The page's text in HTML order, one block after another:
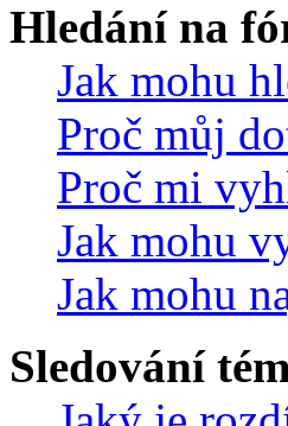
Hledání na
Jak mohu
Proč můj
Proč mi
Jak mohu
Jak mohu
Sledování